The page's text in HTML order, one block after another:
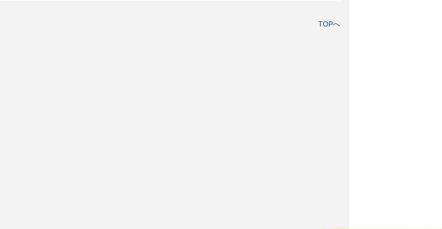
TOPへ